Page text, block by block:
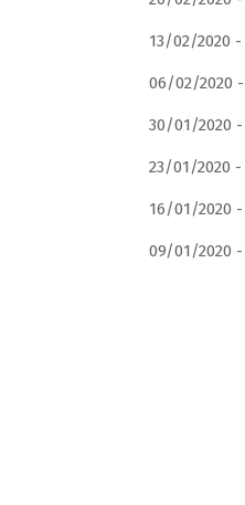
13/02/2020 -
06/02/2020 -
30/01/2020 -
23/01/2020 -
16/01/2020 -
09/01/2020 -